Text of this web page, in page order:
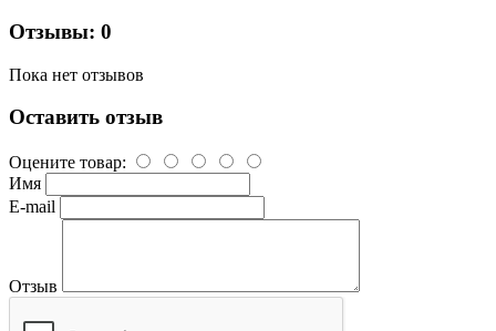
Отзывы: 0
Пока нет отзывов
Оставить отзыв
Оцените товар:
Имя
E-mail
Отзыв